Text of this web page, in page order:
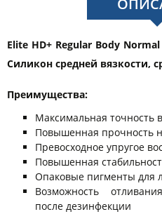
Elite HD+ Regular Body
Силикон средней вязкости,
Преимущества:
Максимальная точность
Повышенная прочность
Превосходное упругое
Повышенная
Опаковые пигменты для
Возможность
после дезинфекции